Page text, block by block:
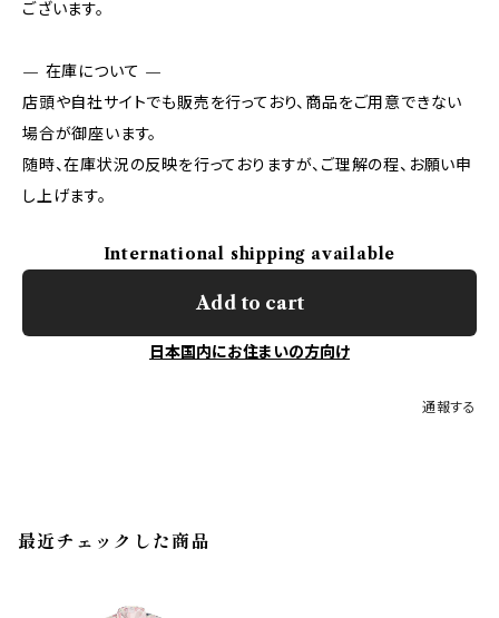
ございます。
— 在庫について —
店頭や自社サイトでも販売を行っており、商品をご用意できない
場合が御座います。
随時、在庫状況の反映を行っておりますが、ご理解の程、お願い申
し上げます。
International shipping available
Add to cart
日本国内にお住まいの方向け
通報する
最近チェックした商品